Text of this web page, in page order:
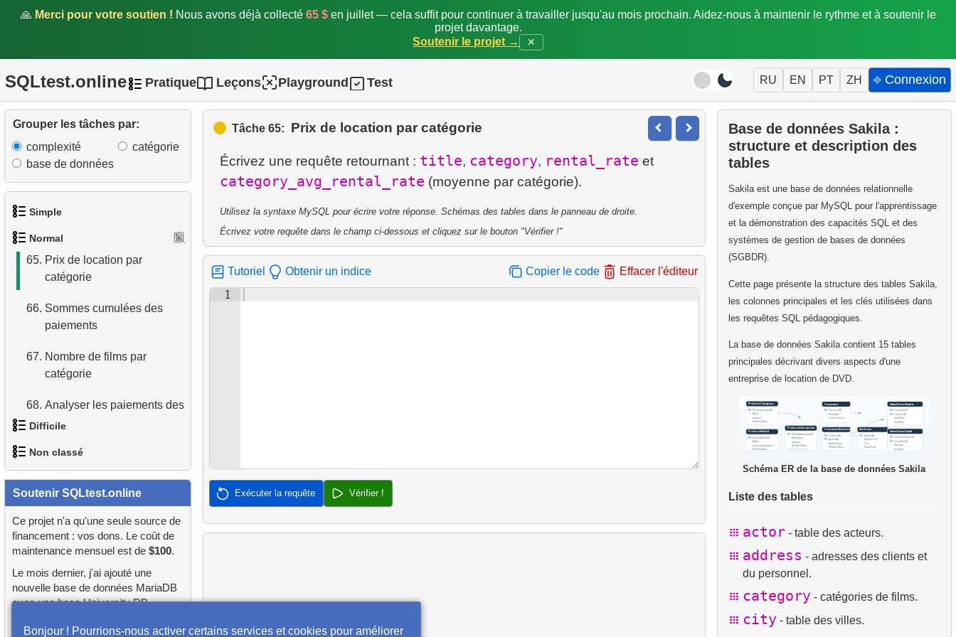
🙏 Merci pour votre soutien ! Nous avons déjà collecté 65 $en juillet — cela suffit pour continuer à travailler jusqu'au mois prochain. Aidez-nous à maintenir le rythme et à soutenir le
projet davantage.
Soutenir le projet →
✕
SQLtest.online Pratique Leçons Playground Test RU EN PT ZH ⎆ Connexion
Grouper les tâches par:
complexité
catégorie
base de données
Simple
Liste des langues
3. Obtenir la liste des noms
d'acteurs
4. Récupérer tous les
départements
5. Noms du personnel
7.Obtenir la liste triée des
langues
8.Liste triée des films avec
limite
9.
Trouver les membres du
personnel par condition
condition
Normal
61.Extraire nom et domaine de
l'email
62.Acteurs homonymes
63.Liste des films et de leurs
catégories
64.Durée moyenne de location
65. Prix de location par
catégorie
66. Sommes cumulées des
paiements
67. Nombre de films par
catégorie
68. Analyser les paiements des
clients
69.Clients les plus diversifiés
71.Analyse des paiements
73.Définition des colonnes
Difficile
actifs
3.Trouver les acteurs les plus
4.Films où HENRY BERRY
Non classé
1.orders-total
2.extra-light-penguins
3.Requête sur les
publications
4.Identifier les bâtiments
Soutenir SQLtest.online
Ce projet n'a qu'une seule source de
financement : vos dons. Le coût de
maintenance mensuel est de$100.
Le mois dernier, j'ai ajouté une
nouvelle base de données MariaDB
avec une base University DB
et j'ai refactoré de nombreuses
Tâche 65: Prix de location par catégorie
Écrivez une requête retournant : title, category, rental_rate et
category_avg_rental_rate
Utilisez la syntaxe MySQL pour écrire votre réponse. Schémas des tables dans le panneau de droite.
Écrivez votre requête dans le champ ci-dessous et cliquez sur le bouton "Vérifier !"
Tutoriel Obtenir un indice Copier le code Effacer l'éditeur
1
Exécuter la requête Vérifier !
Base de données Sakila :
structure et description des
tables
Sakila est une base de données relationnelle
d'exemple conçue par MySQL pour l'apprentissage
et la démonstration des capacités SQL et des
systèmes de gestion de bases de données
(SGBDR).
Cette page présente la structure des tables Sakila,
les colonnes principales et les clés utilisées dans
les requêtes SQL pédagogiques.
La base de données Sakila contient 15 tables
principales décrivant divers aspects d'une
entreprise de location de DVD.
Schéma ER de la base de données Sakila
Liste des tables
actor - table des acteurs.
address - adresses des clients et
du personnel.
category - catégories de films.
city - table des villes.
Bonjour ! Pourrions-nous activer certains services et cookies pour améliorer